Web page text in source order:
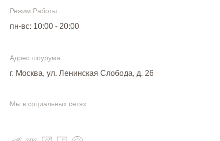
Режим Работы:
пн-вс: 10:00 - 20:00
Адрес шоурума:
г. Москва, ул. Ленинская Слобода, д. 26
Мы в социальных сетях: